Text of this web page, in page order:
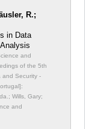
R.;
in Data
and
of the 5th
and Security -
Wills, Gary;
and